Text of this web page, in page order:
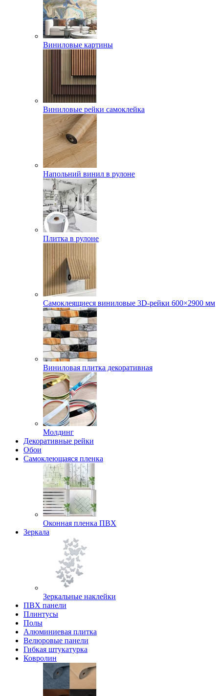
Виниловые картины
Виниловые рейки самоклейка
Напольний винил в рулоне
Плитка в рулоне
Самоклеящиеся виниловые 3D‑рейки 600×2900 мм
Виниловая плитка декоративная
Молдинг
Декоративные рейки
Обои
Самоклеющаяся пленка
Оконная пленка ПВХ
Зеркала
Зеркальные наклейки
ПВХ панели
Плинтусы
Полы
Алюминиевая плитка
Велюровые панели
Гибкая штукатурка
Ковролин